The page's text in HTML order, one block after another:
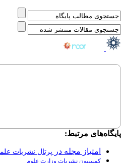
پایگاه‌های مرتبط:
امتیاز مجله در پرتال نشریات
کمسیون نشریات وزارت علوم